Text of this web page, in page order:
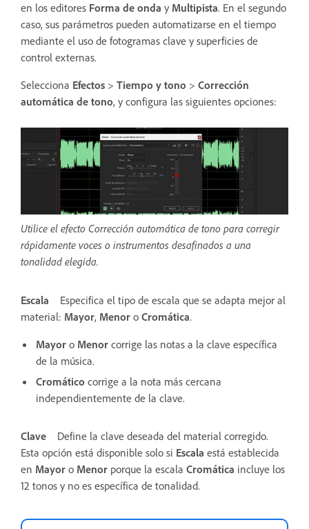
en los editores Forma de onda y Multipista. En el segundo
caso, sus parámetros pueden automatizarse en el tiempo
mediante el uso de fotogramas clave y superficies de
control externas.
Selecciona Efectos > Tiempo y tono > Corrección
automática de tono, y configura las siguientes opciones:
Utilice el efecto Corrección automática de tono para corregir
rápidamente voces o instrumentos desafinados a una
tonalidad elegida.
Escala
Especifica el tipo de escala que se adapta mejor al
material: Mayor, Menor o Cromática.
Mayor o Menor corrige las notas a la clave específica
de la música.
Cromático corrige a la nota más cercana
independientemente de la clave.
Clave
Define la clave deseada del material corregido.
Esta opción está disponible solo si Escala está establecida
en Mayor o Menor porque la escala Cromática incluye los
12 tonos y no es específica de tonalidad.